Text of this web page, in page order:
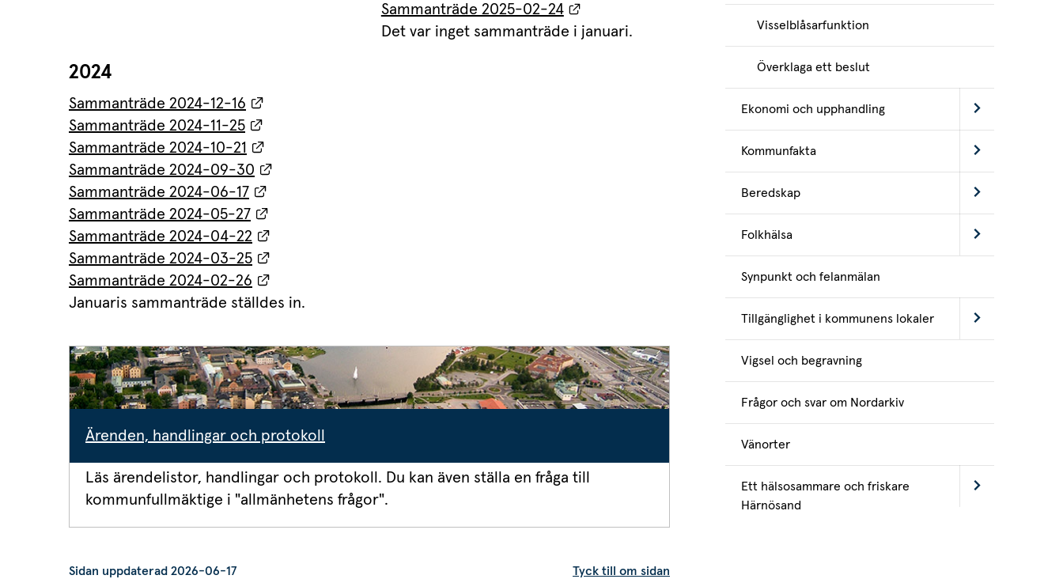
Sammanträde 2025-02-24
Länk till annan webbplats.
Det var inget sammanträde i januari.
2024
Sammanträde 2024-12-16
Länk till annan webbplats.
Sammanträde 2024-11-25
Länk till annan webbplats.
Sammanträde 2024-10-21
Länk till annan webbplats.
Sammanträde 2024-09-30
Länk till annan webbplats.
Sammanträde 2024-06-17
Länk till annan webbplats.
Sammanträde 2024-05-27
Länk till annan webbplats.
Sammanträde 2024-04-22
Länk till annan webbplats.
Sammanträde 2024-03-25
Länk till annan webbplats.
Sammanträde 2024-02-26
Länk till annan webbplats.
Januaris sammanträde ställdes in.
Ärenden, handlingar och protokoll
Läs ärendelistor, handlingar och protokoll. Du kan även ställa en fråga till
kommunfullmäktige i "allmänhetens frågor".
Sidan uppdaterad 2026-06-17 Tyck till om sidan
Visselblåsarfunktion
Överklaga ett beslut
Ekonomi och upphandling
Kommunfakta
Beredskap
Folkhälsa
Synpunkt och felanmälan
Tillgänglighet i kommunens lokaler
Vigsel och begravning
Frågor och svar om Nordarkiv
Vänorter
Ett hälsosammare och friskare
Härnösand